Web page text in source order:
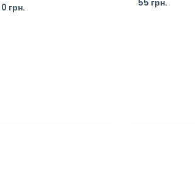
0 грн. 55 грн.